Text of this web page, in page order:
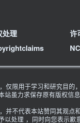
处理
许
仅限用于学习和研究目
虽力求保存原有版权信
并不代表本站赞同其观
处理 ，同时向您表示